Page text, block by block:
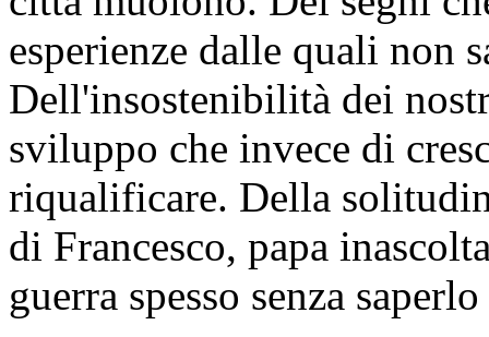
esperienze dalle quali non
Dell'insostenibilità dei
sviluppo che invece di
riqualificare. Della
di Francesco, papa
guerra spesso senza